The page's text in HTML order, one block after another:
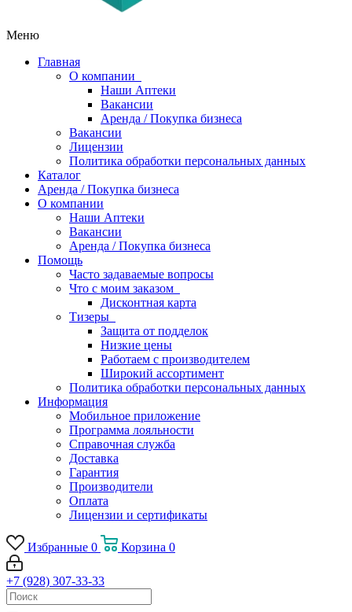
Меню
Главная
О компании
Наши Аптеки
Вакансии
Аренда / Покупка бизнеса
Вакансии
Лицензии
Политика обработки персональных данных
Каталог
Аренда / Покупка бизнеса
О компании
Наши Аптеки
Вакансии
Аренда / Покупка бизнеса
Помощь
Часто задаваемые вопросы
Что с моим заказом
Дисконтная карта
Тизеры
Защита от подделок
Низкие цены
Работаем с производителем
Широкий ассортимент
Политика обработки персональных данных
Информация
Мобильное приложение
Программа лояльности
Справочная служба
Доставка
Гарантия
Производители
Оплата
Лицензии и сертификаты
Избранные 0 Корзина 0
+7 (928) 307-33-33